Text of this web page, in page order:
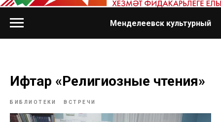
Менделеевск культурный
Ифтар «Религиозные чтения»
БИБЛИОТЕКИ ВСТРЕЧИ